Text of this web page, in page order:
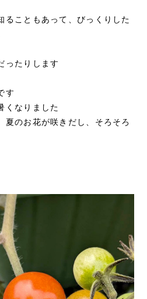
ることもあって、びっくりした
ったりします
す
くなりました
夏のお花が咲きだし、そろそろ